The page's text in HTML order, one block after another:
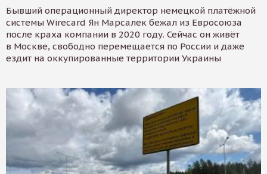
Бывший операционный директор немецкой платёжной
системы Wirecard Ян Марсалек бежал из Евросоюза
после краха компании в 2020 году. Сейчас он живёт
в Москве, свободно перемещается по России и даже
ездит на оккупированные территории Украины